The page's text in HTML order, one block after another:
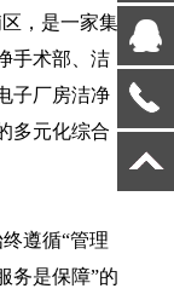
，是一家集
手术部、洁
子厂房洁净
多元化综合
遵循“管理
务是保障”的